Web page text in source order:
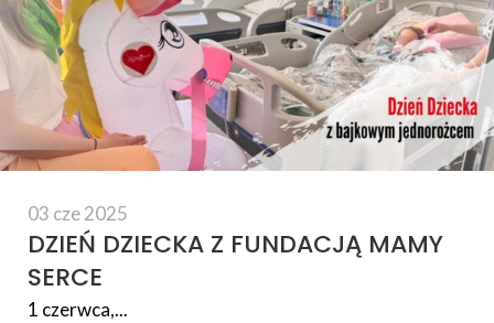
03 cze 2025
DZIEŃ DZIECKA Z FUNDACJĄ MAMY
SERCE
1 czerwca,...